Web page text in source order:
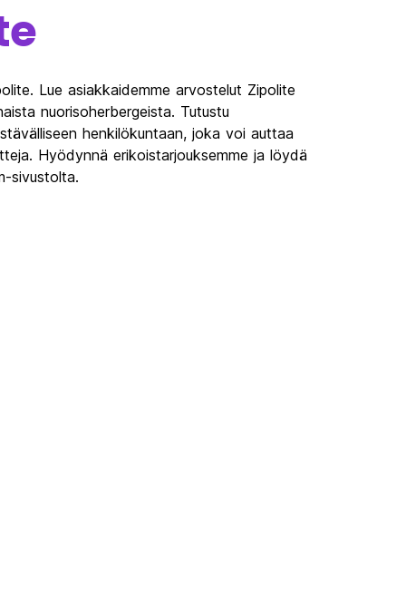
Lue asiakkaidemme arvostelut Zipolite
nuorisoherbergeista. Tutustu
henkilökuntaan, joka voi auttaa
Hyödynnä erikoistarjouksemme ja löydä
sivustolta.